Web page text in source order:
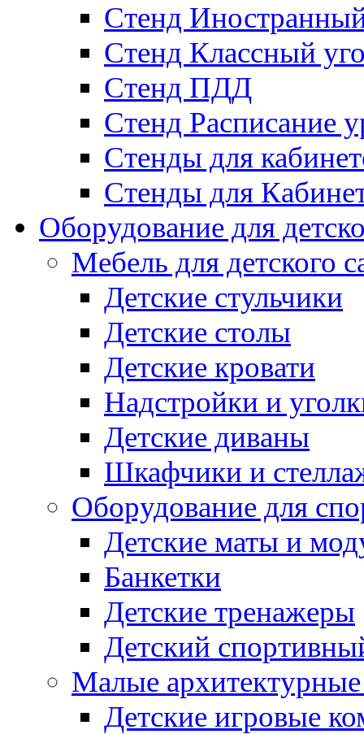
Стенд
Стенд Классный
Стенд ПДД
Стенд Расписание
Стенды для
Стенды для
Оборудование для
Мебель для детского
Детские стульчики
Детские столы
Детские кровати
Надстройки и
Детские диваны
Шкафчики и
Оборудование для
Детские маты и
Банкетки
Детские тренажеры
Детский
Малые
Детские игровые